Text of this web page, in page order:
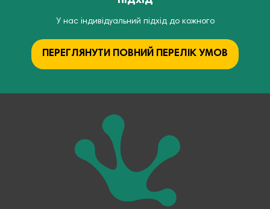
У нас індивідуальний підхід до кожного
ПЕРЕГЛЯНУТИ ПОВНИЙ ПЕРЕЛІК УМОВ